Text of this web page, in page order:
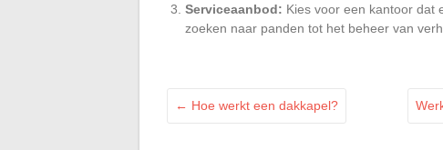
Serviceaanbod: Kies voor een kantoor dat
zoeken naar panden tot het beheer van
← Hoe werkt een dakkapel?